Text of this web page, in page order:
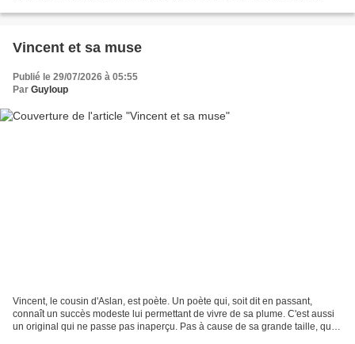
Vincent et sa muse
Publié le 29/07/2026 à 05:55
Par Guyloup
Vincent, le cousin d'Aslan, est poète. Un poète qui, soit dit en passant,
connaît un succès modeste lui permettant de vivre de sa plume. C'est aussi
un original qui ne passe pas inaperçu. Pas à cause de sa grande taille, qui